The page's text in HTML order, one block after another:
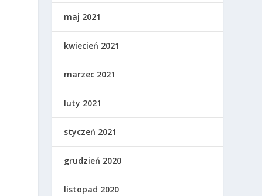
maj 2021
kwiecień 2021
marzec 2021
luty 2021
styczeń 2021
grudzień 2020
listopad 2020